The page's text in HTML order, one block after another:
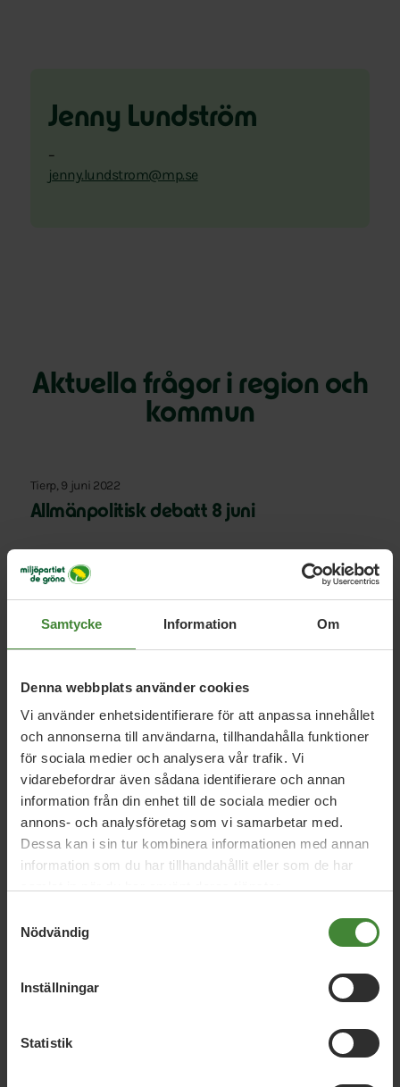
Samtycke Information Om
Denna webbplats använder cookies
Vi använder enhetsidentifierare för att anpassa innehållet
och annonserna till användarna, tillhandahålla funktioner
för sociala medier och analysera vår trafik. Vi
vidarebefordrar även sådana identifierare och annan
information från din enhet till de sociala medier och
annons- och analysföretag som vi samarbetar med.
Dessa kan i sin tur kombinera informationen med annan
information som du har tillhandahållit eller som de har
Nödvändig
Inställningar
Statistik
Jenny Lundström
–
jenny.lundstrom@mp.se
Aktuella frågor i region och
kommun
Tierp, 9 juni 2022
Allmänpolitisk debatt 8 juni
Tierp, 20 maj 2022
Tierp, 10 maj 2022
Träffa oss på Tierps marknad 12 maj!
Uppdrag medJenny
Annika Forsell